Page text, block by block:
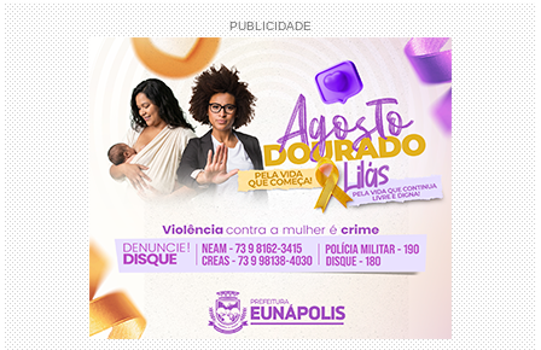
PUBLICIDADE